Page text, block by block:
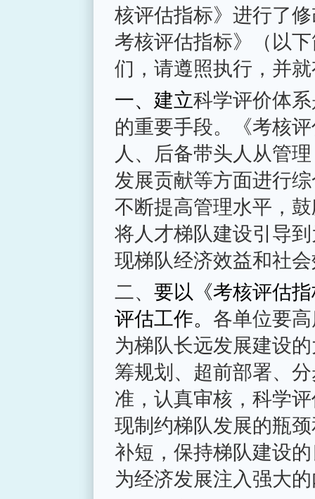
核评估指标》进行了
考核评估指标》（以
们，请遵照执行，并
一、建立科学评价体
的重要手段。《考核
人、后备带头人从管
发展贡献等方面进行
不断提高管理水平，
将人才梯队建设引导
现梯队经济效益和社
二、 要以《考核评估
评估工作。 各单位要
为梯队长远发展建设
筹规划、超前部署、
准，认真审核，科学
现制约梯队发展的瓶
补短，保持梯队建设
为经济发展注入强大